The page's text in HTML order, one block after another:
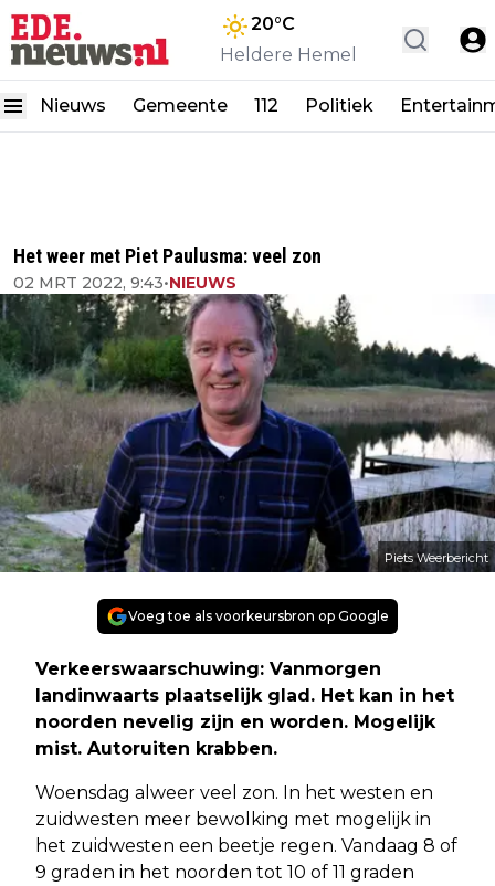
20°C
Heldere Hemel
Nieuws Gemeente 112 Politiek
Het weer met Piet Paulusma: veel zon
02 MRT 2022, 9:43•NIEUWS
Piets Weerbericht
Voeg toe als voorkeursbron op Google
Verkeerswaarschuwing: Vanmorgen
landinwaarts plaatselijk glad. Het kan in het
noorden nevelig zijn en worden. Mogelijk
mist. Autoruiten krabben.
Woensdag alweer veel zon. In het westen en
zuidwesten meer bewolking met mogelijk in
het zuidwesten een beetje regen. Vandaag 8 of
9 graden in het noorden tot 10 of 11 graden